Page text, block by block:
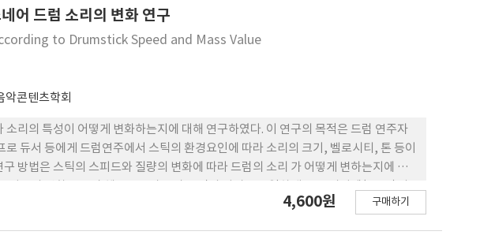
문에 음역대별로 더 고급화된 소리가 구현되었다는 결과를 도출해 내었다.
어 드럼 소리의 변화 연구
to Drumstick Speed and Mass Value
악콘텐츠학회
리의 특성이 어떻게 변화하는지에 대해 연구하였다. 이 연구의 목적은 드럼 연주자
듀서 등에게 드럼연주에서 스틱의 환경요인에 따라 소리의 크기, 벨로시티, 톤 등이
방법은 스틱의 스피드와 질량의 변화에 따라 드럼의 소리 가 어떻게 변하는지에 대
변화는 드럼 스틱의 그립 위치 변화를 통해 스네어 드럼 헤드에 전달되는 다양 한 질
4,600원 구매하기